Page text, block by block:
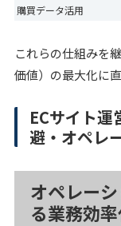
購買データ活用
これらの仕組みを
価値）の最大化に直
ECサイト
避・オペレ
オペレー
る業務効